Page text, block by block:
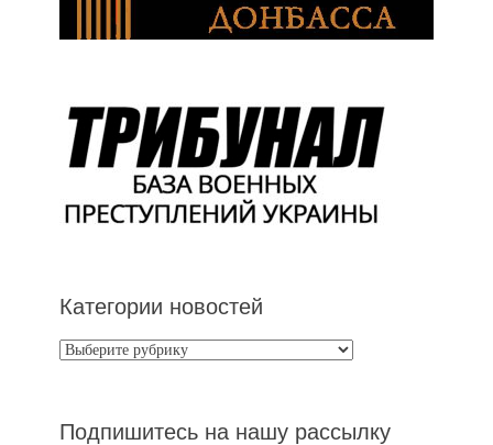
Категории новостей
Категории
Подпишитесь на нашу рассылку